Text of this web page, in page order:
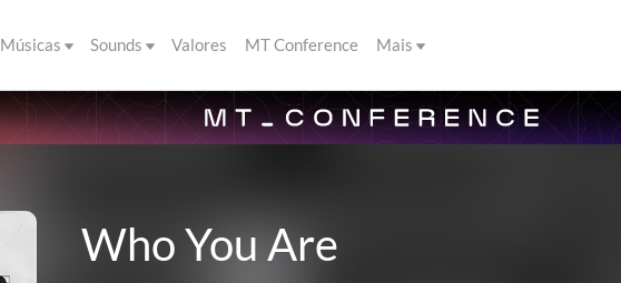
Músicas Sounds Valores MT Conference Mais
Who You Are